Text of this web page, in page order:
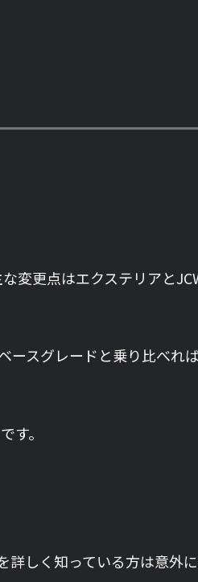
変更点はエクステリアと
スグレードと乗り比べれ
す。
しく知っている方は意外